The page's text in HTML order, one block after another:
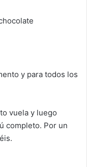
y para todos los
vuela y luego
completo. Por un